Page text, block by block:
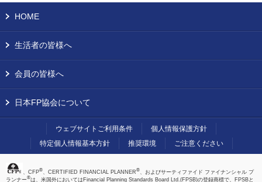
HOME
生活者の皆様へ
会員の皆様へ
日本FP協会について
ウェブサイトご利用条件
個人情報保護方針
特定個人情報基本方針
推奨環境 ご注意ください
、CFP®、CERTIFIED FINANCIAL PLANNER®、およびサーティファイド ファイナンシャル プ
ランナー®は、米国外においてはFinancial Planning Standards Board Ltd.(FPSB)の登録商標で、FPSBと